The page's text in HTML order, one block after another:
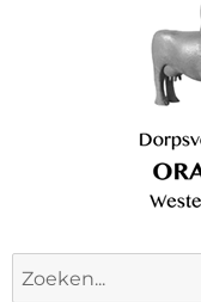
for: